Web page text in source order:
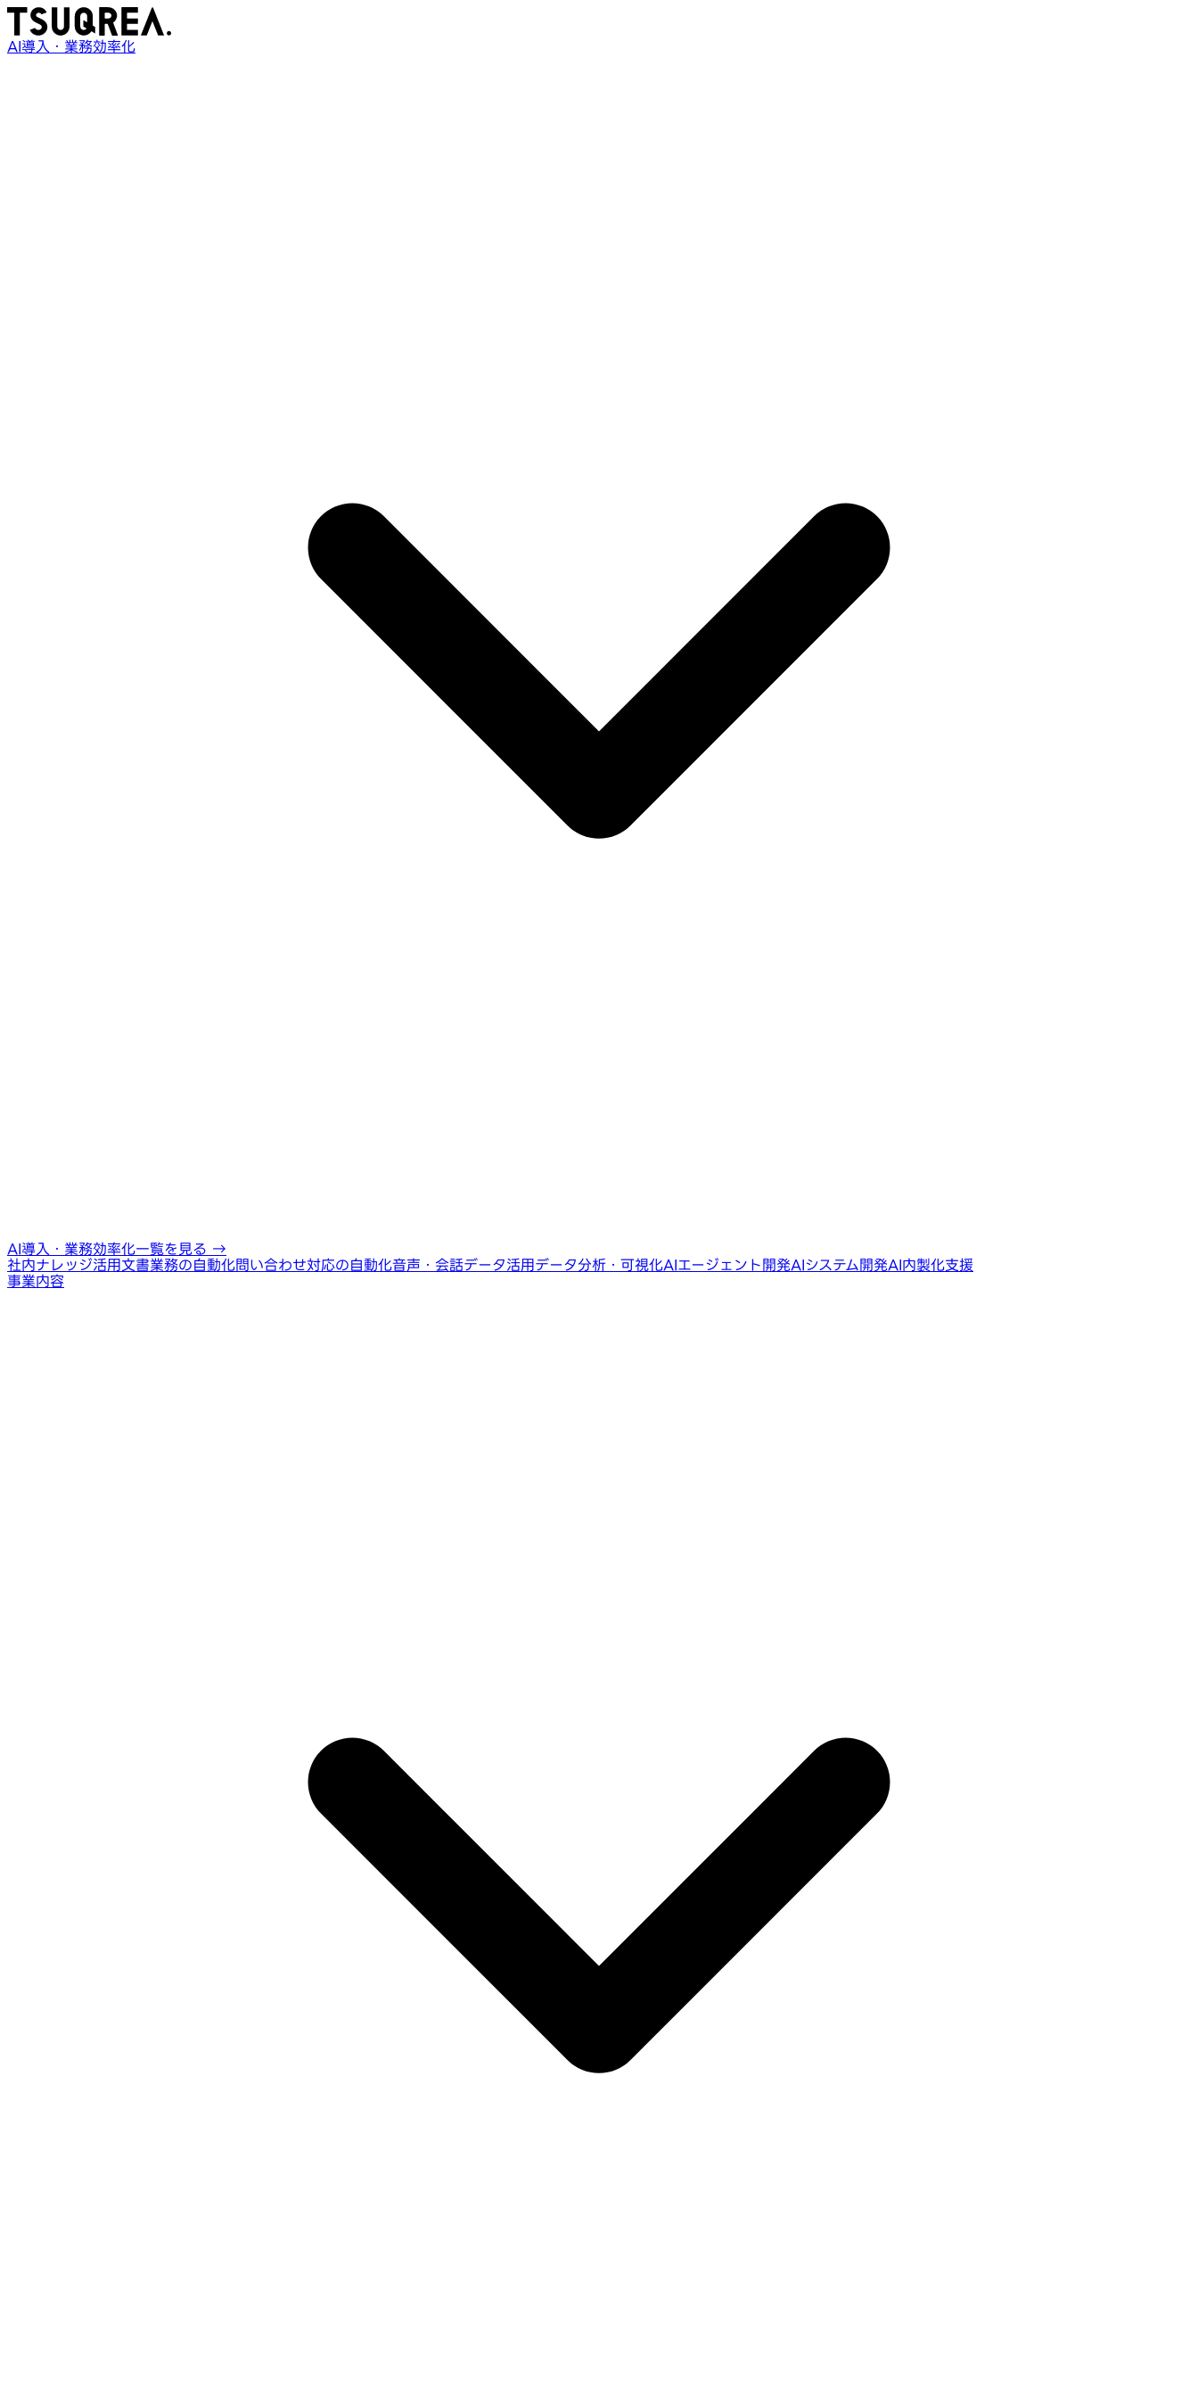
AI導入・業務効率化
AI導入・業務効率化一覧を見る →
社内ナレッジ活用文書業務の自動化問い合わせ対応の自動化音声・会話データ活用データ分析・可視化AIエージェント開発AIシステム開発AI内製化支援
事業内容